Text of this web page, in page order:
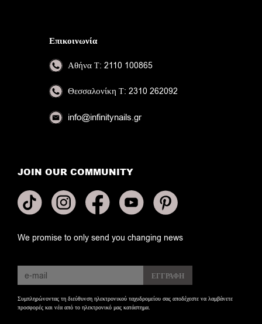
Επικοινωνία
ΑθήναΤ: 2110 100865
ΘεσσαλονίκηΤ: 2310 262092
info@infinitynails.gr
JOIN OUR COMMUNITY
We promise to only send you changing news
Συμπληρώνοντας τη διεύθυνση ηλεκτρονικού ταχυδρομείου σας αποδέχεστε να λαμβάνετε
προσφορές και νέα από το ηλεκτρονικό μας κατάστημα.